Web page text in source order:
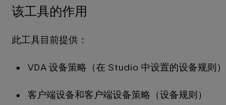
该工具的作用
此工具目前提供：
VDA 设备策略（在 Studio 中设置的设备规则）
客户端设备和客户端设备策略（设备规则）